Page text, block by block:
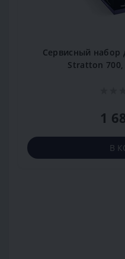
Сервисный набор
Stratton 700,
1
В